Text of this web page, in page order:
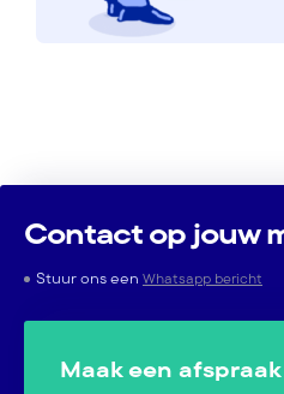
Contact op jouw
Stuur ons een Whatsapp bericht
Maak een afspraak